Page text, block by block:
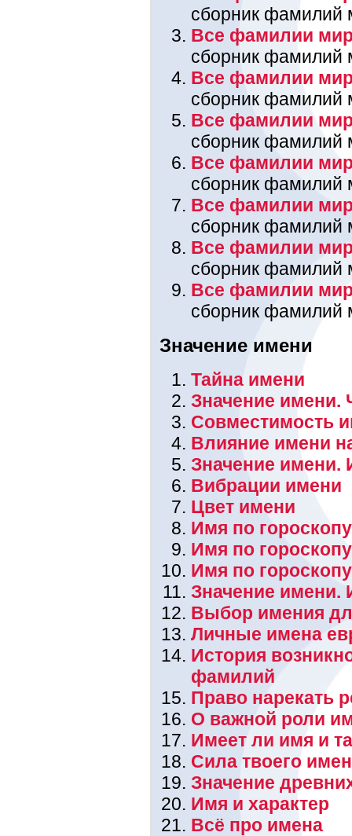
сборник фамилий
Все фамилии
сборник фамилий
Все фамилии
сборник фамилий
Все фамилии
сборник фамилий
Все фамилии
сборник фамилий
Все фамилии
сборник фамилий
Все фамилии
сборник фамилий
Все фамилии
сборник фамилий
Значение имени
Тайна имени
Значение имени.
Совместимость
Влияние имени
Значение имени.
Вибрации имени
Цвет имени
Имя по гороскопу
Имя по
Имя по
Значение
Выбор имения
Личные имена
История
фамилий
Право нарекать
О важной роли
Имеет ли имя и
Сила твоего
Значение
Имя и характер
Всё про имена